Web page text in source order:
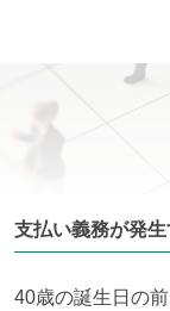
支払い義務が発
40歳の誕生日の